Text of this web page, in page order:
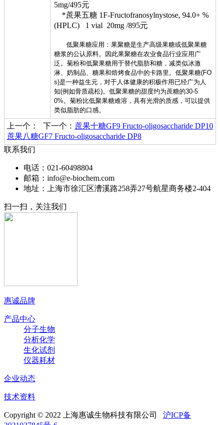
5mg/495元
*蔗果五糖 1F-Fructofranosylnystose, 94.0+ %
(HPLC) 1 vial 20mg /895元
低聚果糖应用：果聚糖是生产高级果糖或低聚果糖
糖浆的公认原料。因此果聚糖在农业食品行业应用广
泛。菊粉和低聚果糖用于替代脂肪和糖，减类似冰激
淋、奶制品、糖果和焙烤食品中的卡路里。低聚果糖(FO
s)是一种益生元，对于人体健康的积极作用已经广为人
知(例如骨质疏松)。低聚果糖的甜度约为蔗糖的30-5
0%。菊粉比低聚果糖难溶，具有光滑的质感，可以提供
类似脂肪的口感。
下一个： 蔗果十糖GF9 Fructo-oligosaccharide DP10
上一个：
蔗果八糖GF7 Fructo-oligosaccharide DP8
联系我们
电话：021-60498804
邮箱：info@e-biochem.com
地址：上海市徐汇区漕溪路258弄27号航星商务楼2-404
扫一扫，关注我们
惠诚品牌
产品中心
分子生物
分析化学
生化试剂
仪器耗材
企业动态
技术资料
Copyright © 2022 上海惠诚生物科技有限公司 沪ICP备